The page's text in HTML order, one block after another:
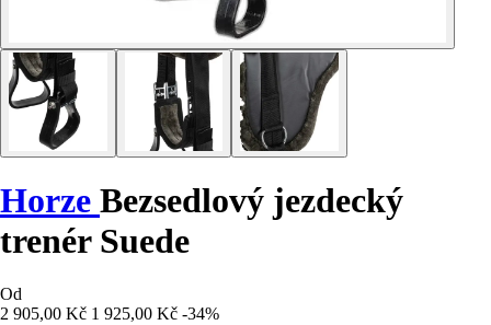
Horze Bezsedlový jezdecký
trenér Suede
Od
2 905,00 Kč 1 925,00 Kč -34%